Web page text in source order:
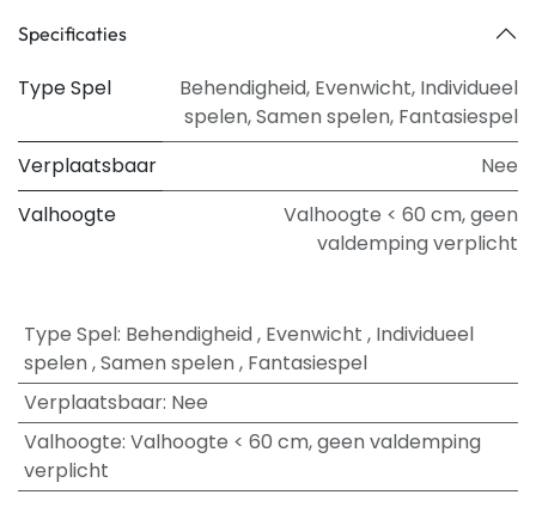
Specificaties
Type Spel Behendigheid, Evenwicht, Individueel
spelen,Samen spelen, Fantasiespel
Verplaatsbaar
Nee
Valhoogte
Valhoogte < 60 cm, geen
valdemping verplicht
Type Spel: Behendigheid, Evenwicht , Individueel
spelen,Samen spelen, Fantasiespel
Verplaatsbaar: Nee
Valhoogte: Valhoogte < 60 cm, geen valdemping
verplicht